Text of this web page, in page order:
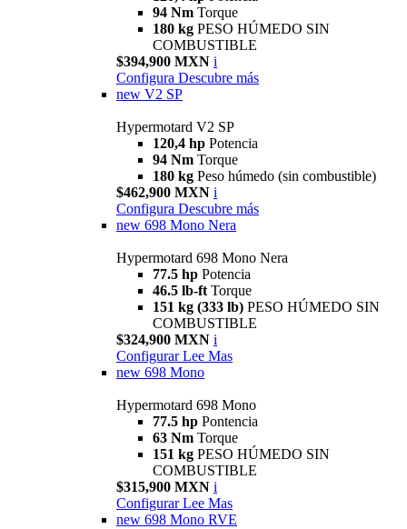
94 Nm Torque
180 kg PESO HÚMEDO SIN
COMBUSTIBLE
$394,900 MXN i
Configura Descubre más
new V2 SP
Hypermotard V2 SP
120,4 hp Potencia
94 Nm Torque
180 kg Peso húmedo (sin combustible)
$462,900 MXN i
Configura Descubre más
new 698 Mono Nera
Hypermotard 698 Mono Nera
77.5 hp Potencia
46.5 lb-ft Torque
151 kg (333 lb) PESO HÚMEDO SIN
COMBUSTIBLE
$324,900 MXN i
Configurar Lee Mas
new 698 Mono
Hypermotard 698 Mono
77.5 hp Pontencia
63 Nm Torque
151 kg PESO HÚMEDO SIN
COMBUSTIBLE
$315,900 MXN i
Configurar Lee Mas
new 698 Mono RVE